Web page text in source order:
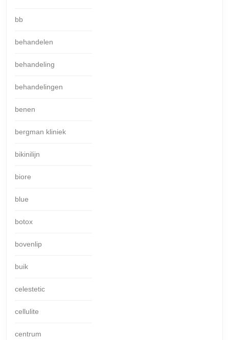
bb
behandelen
behandeling
behandelingen
benen
bergman kliniek
bikinilijn
biore
blue
botox
bovenlip
buik
celestetic
cellulite
centrum